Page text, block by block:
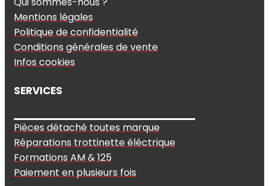
Mentions légales
Politique de confidentialité
Conditions générales de vente
Infos cookies
SERVICES
Pièces détaché toutes marque
Réparations trottinette éléctrique
Formations AM & 125
Paiement en plusieurs fois